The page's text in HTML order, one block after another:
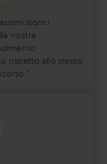
storici
nostra
rispetto allo stesso